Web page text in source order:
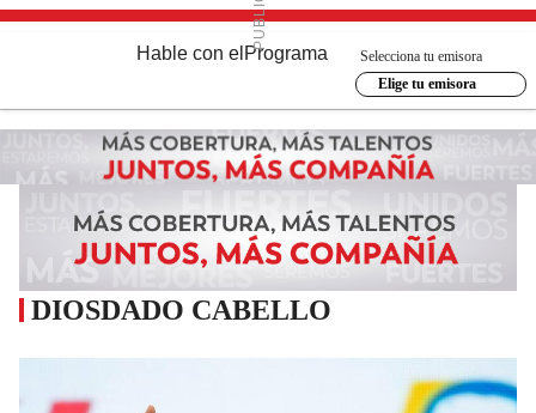
Hable con el Programa
Selecciona tu emisora
Elige tu emisora
DIOSDADO CABELLO